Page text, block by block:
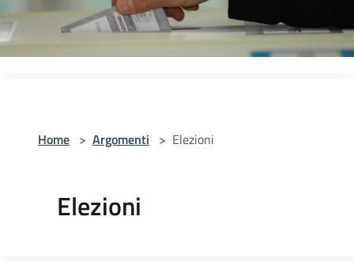
Home > Argomenti > Elezioni
Elezioni